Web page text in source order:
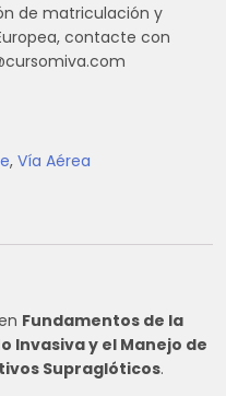
de matriculación y
contacte con
,Vía Aérea
Fundamentos de la
Invasiva y el Manejo de
Supraglóticos.